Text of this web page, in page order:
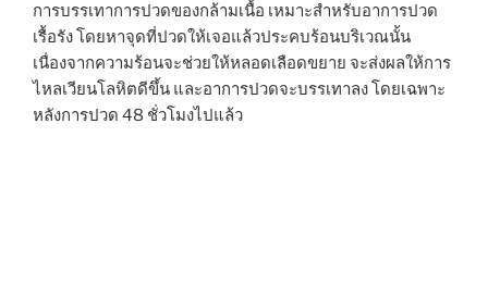
การบรรเทาการปวดของกล้ามเนื้อ เหมาะสำหรับอาการปวด
เรื้อรัง โดยหาจุดที่ปวดให้เจอแล้วประคบร้อนบริเวณนั้น
เนื่องจากความร้อนจะช่วยให้หลอดเลือดขยาย จะส่งผลให้การ
ไหลเวียนโลหิตดีขึ้น และอาการปวดจะบรรเทาลง โดยเฉพาะ
หลังการปวด 48 ชั่วโมงไปแล้ว